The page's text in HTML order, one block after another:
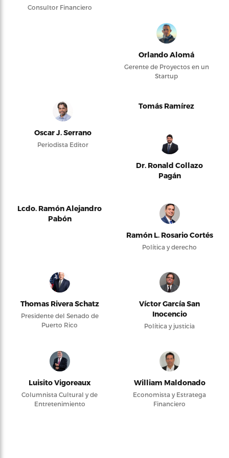
Consultor Financiero
Orlando Alomá
Gerente de Proyectos en un
Startup
Oscar J. Serrano
Periodista Editor
Tomás Ramírez
Dr. Ronald Collazo
Pagán
Lcdo. Ramón Alejandro
Pabón
Ramón L. Rosario Cortés
Política y derecho
Thomas Rivera Schatz
Presidente del Senado de
Puerto Rico
Víctor García San
Inocencio
Política y justicia
Luisito Vigoreaux
Columnista Cultural y de
Entretenimiento
William Maldonado
Economista y Estratega
Financiero